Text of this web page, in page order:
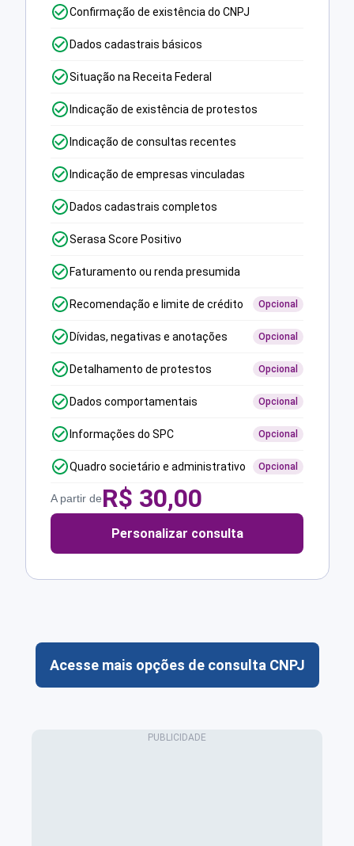
Confirmação de existência do CNPJ
Dados cadastrais básicos
Situação na Receita Federal
Indicação de existência de protestos
Indicação de consultas recentes
Indicação de empresas vinculadas
Dados cadastrais completos
Serasa Score Positivo
Faturamento ou renda presumida
Recomendação e limite de crédito Opcional
Dívidas, negativas e anotações Opcional
Detalhamento de protestos Opcional
Dados comportamentais Opcional
Informações do SPC Opcional
Quadro societário e administrativo Opcional
A partir deR$ 30,00
Personalizar consulta
Acesse mais opções de consulta CNPJ